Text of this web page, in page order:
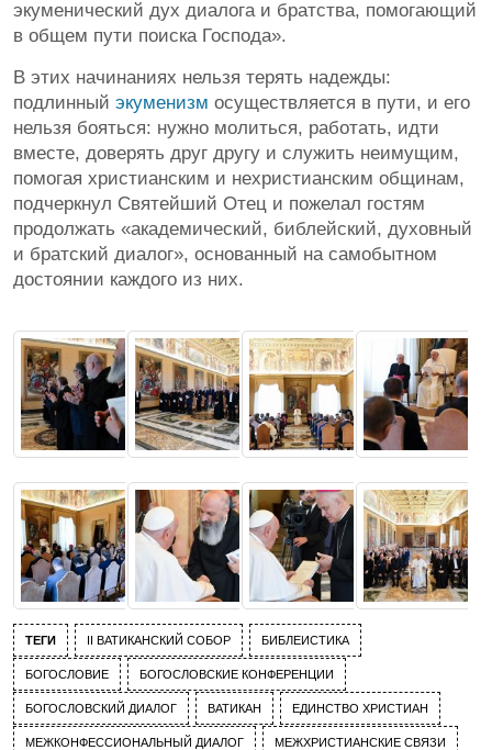
экуменический дух диалога и братства, помогающий
в общем пути поиска Господа».
В этих начинаниях нельзя терять надежды:
подлинный экуменизм осуществляется в пути, и его
нельзя бояться: нужно молиться, работать, идти
вместе, доверять друг другу и служить неимущим,
помогая христианским и нехристианским общинам,
подчеркнул Святейший Отец и пожелал гостям
продолжать «академический, библейский, духовный
и братский диалог», основанный на самобытном
достоянии каждого из них.
ТЕГИ II ВАТИКАНСКИЙ СОБОР БИБЛЕИСТИКА
БОГОСЛОВИЕ БОГОСЛОВСКИЕ КОНФЕРЕНЦИИ
БОГОСЛОВСКИЙ ДИАЛОГ ВАТИКАН ЕДИНСТВО ХРИСТИАН
МЕЖКОНФЕССИОНАЛЬНЫЙ ДИАЛОГ МЕЖХРИСТИАНСКИЕ СВЯЗИ